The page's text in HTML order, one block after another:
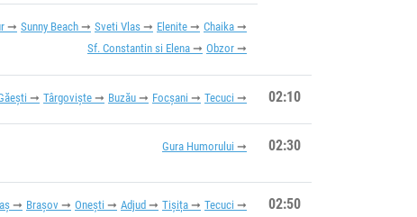
Sunny Beach Sveti Vlas Elenite
Chaika
Sf. Constantin si Elena
Obzor
Târgoviște Buzău Focșani Tecuci 02:10
Gura Humorului 02:30
Brașov Onești Adjud Tișița Tecuci 02:50